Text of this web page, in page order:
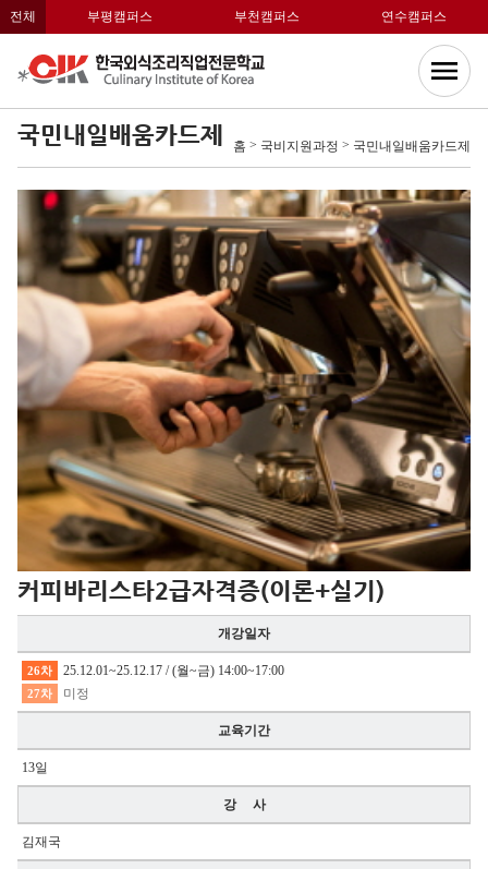
전체 부평캠퍼스 부천캠퍼스 연수캠퍼스
국민내일배움카드제 홈 > 국비지원과정 > 국민내일배움카드제
커피바리스타2급자격증(이론+실기)
개강일자
26차 25.12.01~25.12.17 / (월~금) 14:00~17:00
27차 미정
교육기간
13일
강 사
김재국